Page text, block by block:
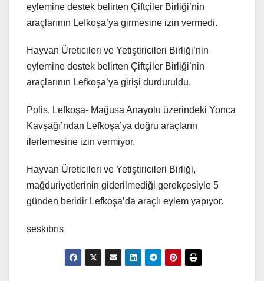
eylemine destek belirten Çiftçiler Birliği’nin
araçlarının Lefkoşa’ya girmesine izin vermedi.
Hayvan Üreticileri ve Yetiştiricileri Birliği’nin
eylemine destek belirten Çiftçiler Birliği’nin
araçlarının Lefkoşa’ya girişi durduruldu.
Polis, Lefkoşa- Mağusa Anayolu üzerindeki Yonca
Kavşağı’ndan Lefkoşa’ya doğru araçların
ilerlemesine izin vermiyor.
Hayvan Üreticileri ve Yetiştiricileri Birliği,
mağduriyetlerinin giderilmediği gerekçesiyle 5
günden beridir Lefkoşa’da araçlı eylem yapıyor.
seskıbrıs